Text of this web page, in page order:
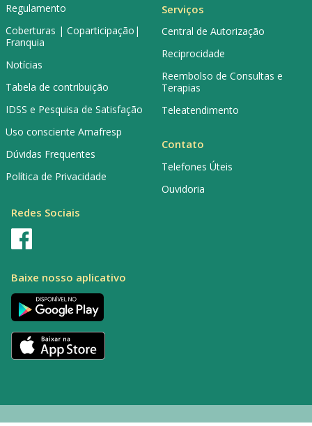
Regulamento
Coberturas | Coparticipação|
Franquia
Notícias
Tabela de contribuição
IDSS e Pesquisa de Satisfação
Uso consciente Amafresp
Dúvidas Frequentes
Política de Privacidade
Serviços
Central de Autorização
Reciprocidade
Reembolso de Consultas e
Terapias
Teleatendimento
Contato
Telefones Úteis
Ouvidoria
Redes Sociais
Baixe nosso aplicativo